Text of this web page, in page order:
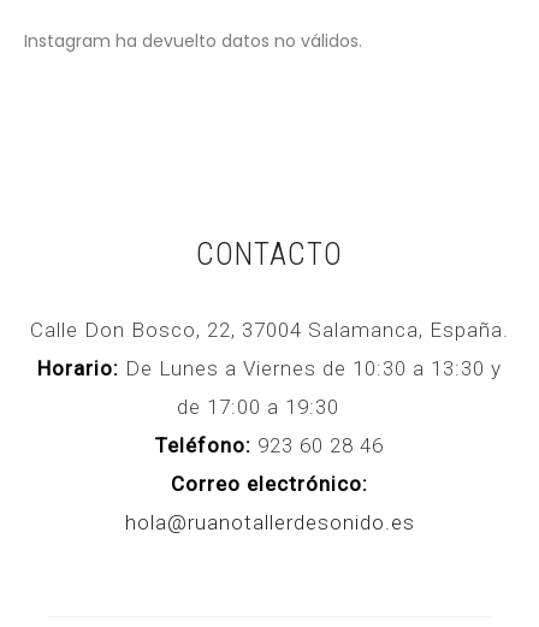
Instagram ha devuelto datos no válidos.
CONTACTO
Calle Don Bosco, 22, 37004 Salamanca, España.
Horario: De Lunes a Viernes de 10:30 a 13:30 y
de 17:00 a 19:30
Teléfono: 923 60 28 46
Correo electrónico:
hola@ruanotallerdesonido.es